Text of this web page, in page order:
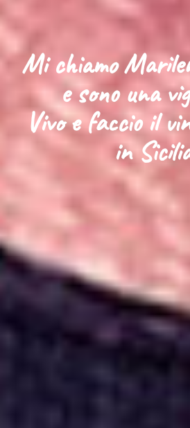
Mi chiamo
e sono una
Vivo e faccio il
in